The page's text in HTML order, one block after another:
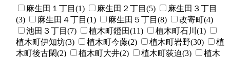
麻生田１丁目(1) 麻生田２丁目(5)
麻生田３丁目
(3)
麻生田４丁目(1) 麻生田５丁目(8)
改寄町(4)
池田３丁目(7)
植木町鐙田(11)
植木町石川(1)
植木町伊知坊(3)
植木町今藤(2) 植木町岩野(30)
植
木町後古閑(2)
植木町大井(2) 植木町荻迫(3)
植木